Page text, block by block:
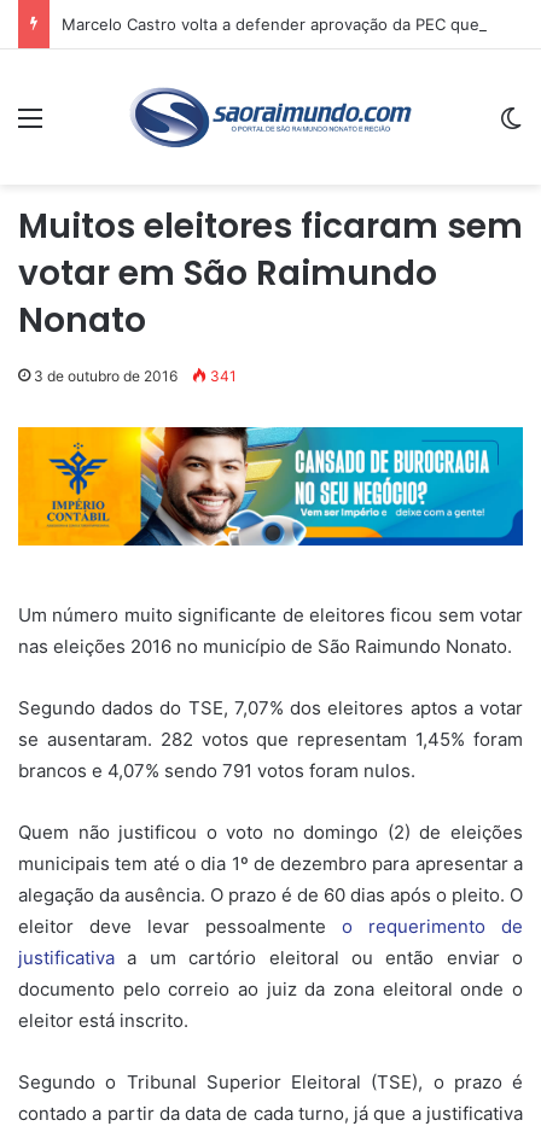
Menu
Muitos eleitores ficaram sem
votar em São Raimundo
Nonato
3 de outubro de 2016 341
Um número muito significante de eleitores ficou sem votar
nas eleições 2016 no município de São Raimundo Nonato.
Segundo dados do TSE, 7,07% dos eleitores aptos a votar
se ausentaram. 282 votos que representam 1,45% foram
brancos e 4,07% sendo 791 votos foram nulos.
Quem não justificou o voto no domingo (2) de eleições
municipais tem até o dia 1º de dezembro para apresentar a
alegação da ausência. O prazo é de 60 dias após o pleito. O
eleitor deve levar pessoalmente o requerimento de
justificativaa um cartório eleitoral ou então enviar o
documento pelo correio ao juiz da zona eleitoral onde o
eleitor está inscrito.
Segundo o Tribunal Superior Eleitoral (TSE), o prazo é
contado a partir da data de cada turno, já que a justificativa